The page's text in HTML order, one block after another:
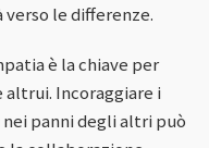
le differenze.
è la chiave per
Incoraggiare i
panni degli altri può